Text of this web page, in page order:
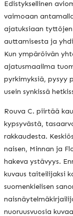
Edistyksellinen
vaimoaan
ajatuksiaan tyttöjen
auttamisesta ja
Kun ympäröivän
ajatusmaailma
pyrkimyksiä, pysyy
usein synkissä
Rouva C. piirtää
kypsyvästä,
rakkaudesta.
naisen, Minnan ja
hakeva ystävyys.
kuvaus taiteilijaksi
suomenkielisen
nuoruusvuosia